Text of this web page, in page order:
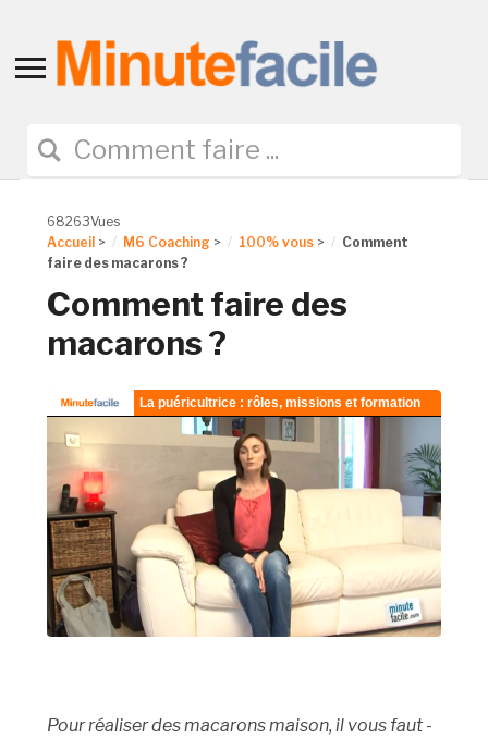
Toggle
navigation
68263Vues
Accueil > M6 Coaching > 100% vous >
Comment
faire des macarons ?
Comment faire des
macarons ?
Pour réaliser des macarons maison, il vous faut-